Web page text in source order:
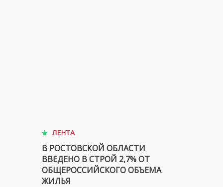
ЛЕНТА
В РОСТОВСКОЙ ОБЛАСТИ
ВВЕДЕНО В СТРОЙ 2,7% ОТ
ОБЩЕРОССИЙСКОГО ОБЪЕМА
ЖИЛЬЯ